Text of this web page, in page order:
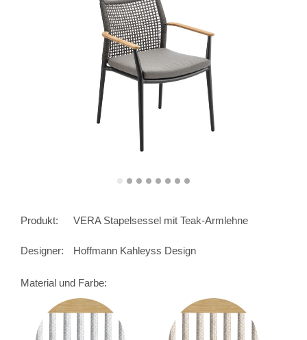
Produkt: VERA Stapelsessel mit Teak-Armlehne
Designer: Hoffmann Kahleyss Design
Material und Farbe: